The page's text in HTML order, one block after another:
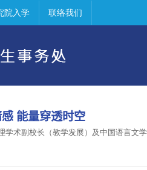
院入学 联络我们
能量穿透时空
学术副校长（教学发展）及中国语言文